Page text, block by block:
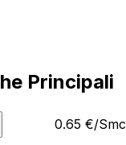
Principali
0.65 €/Smc